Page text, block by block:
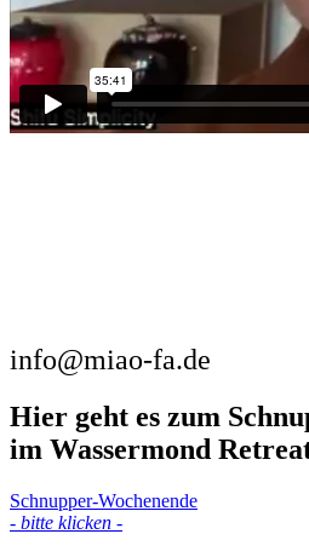
info@miao-fa.de
Hier geht es zum
im Wassermond
Schnupper-Wochenende
- bitte klicken -